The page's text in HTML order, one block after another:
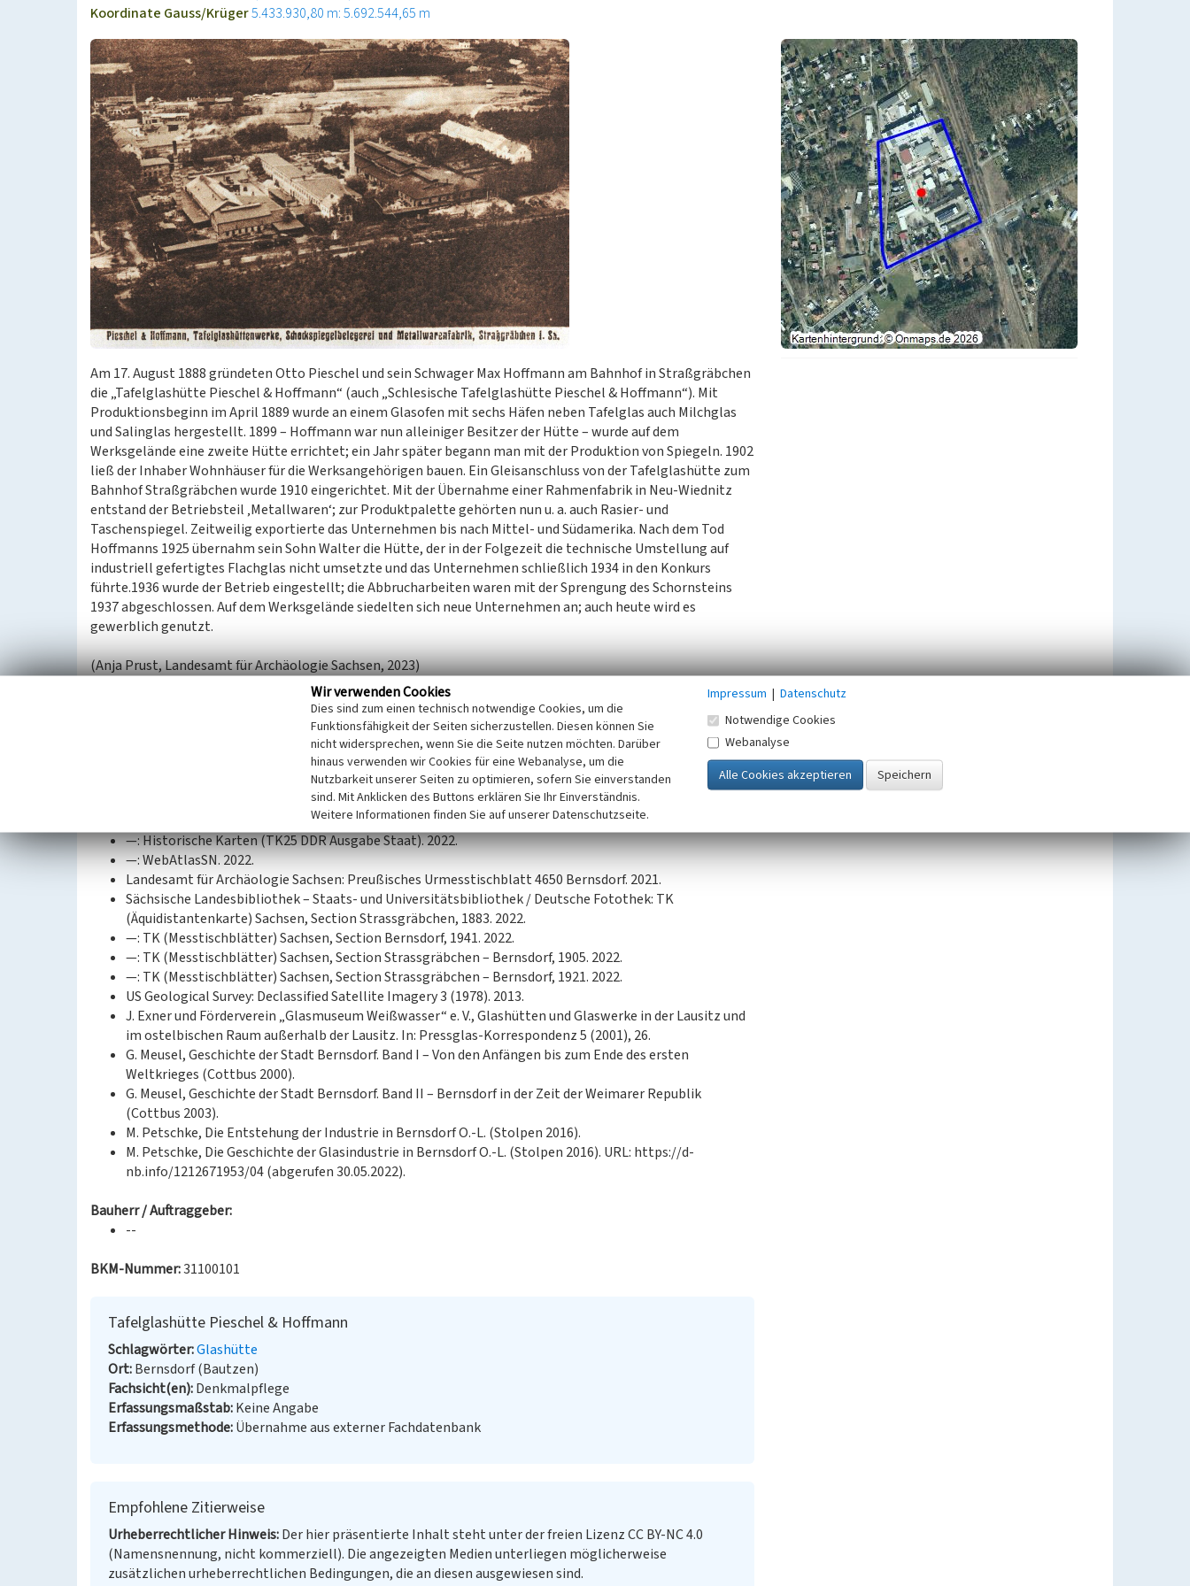
Koordinate Gauss/Krüger5.433.930,80 m: 5.692.544,65 m
Am 17. August 1888 gründeten Otto Pieschel und sein Schwager Max Hoffmann am Bahnhof in Straßgräbchen
die „Tafelglashütte Pieschel & Hoffmann“ (auch „Schlesische Tafelglashütte Pieschel & Hoffmann“). Mit
Produktionsbeginn im April 1889 wurde an einem Glasofen mit sechs Häfen neben Tafelglas auch Milchglas
und Salinglas hergestellt. 1899 – Hoffmann war nun alleiniger Besitzer der Hütte – wurde auf dem
Werksgelände eine zweite Hütte errichtet; ein Jahr später begann man mit der Produktion von Spiegeln. 1902
ließ der Inhaber Wohnhäuser für die Werksangehörigen bauen. Ein Gleisanschluss von der Tafelglashütte zum
Bahnhof Straßgräbchen wurde 1910 eingerichtet. Mit der Übernahme einer Rahmenfabrik in Neu-Wiednitz
entstand der Betriebsteil ‚Metallwaren‘; zur Produktpalette gehörten nun u. a. auch Rasier- und
Taschenspiegel. Zeitweilig exportierte das Unternehmen bis nach Mittel- und Südamerika. Nach dem Tod
Hoffmanns 1925 übernahm sein Sohn Walter die Hütte, der in der Folgezeit die technische Umstellung auf
industriell gefertigtes Flachglas nicht umsetzte und das Unternehmen schließlich 1934 in den Konkurs
führte.1936 wurde der Betrieb eingestellt; die Abbrucharbeiten waren mit der Sprengung des Schornsteins
1937 abgeschlossen. Auf dem Werksgelände siedelten sich neue Unternehmen an; auch heute wird es
gewerblich genutzt.
(Anja Prust, Landesamt für Archäologie Sachsen, 2023)
GeoSN, dl-de/by-2-0.: DGM1 Sachsen. 2022.
—: Historische DOP Sachsen 1995–2000. 2022.
—: Historische Karten (TK25 DDR Ausgabe Staat). 2022.
—: WebAtlasSN. 2022.
Landesamt für Archäologie Sachsen: Preußisches Urmesstischblatt 4650 Bernsdorf. 2021.
Sächsische Landesbibliothek – Staats- und Universitätsbibliothek / Deutsche Fotothek: TK
(Äquidistantenkarte) Sachsen, Section Strassgräbchen, 1883. 2022.
—: TK (Messtischblätter) Sachsen, Section Bernsdorf, 1941. 2022.
—: TK (Messtischblätter) Sachsen, Section Strassgräbchen – Bernsdorf, 1905. 2022.
—: TK (Messtischblätter) Sachsen, Section Strassgräbchen – Bernsdorf, 1921. 2022.
US Geological Survey: Declassified Satellite Imagery 3 (1978). 2013.
J. Exner und Förderverein „Glasmuseum Weißwasser“ e. V., Glashütten und Glaswerke in der Lausitz und
im ostelbischen Raum außerhalb der Lausitz. In: Pressglas-Korrespondenz 5 (2001), 26.
G. Meusel, Geschichte der Stadt Bernsdorf. Band I – Von den Anfängen bis zum Ende des ersten
Weltkrieges (Cottbus 2000).
G. Meusel, Geschichte der Stadt Bernsdorf. Band II – Bernsdorf in der Zeit der Weimarer Republik
(Cottbus 2003).
M. Petschke, Die Entstehung der Industrie in Bernsdorf O.-L. (Stolpen 2016).
M. Petschke, Die Geschichte der Glasindustrie in Bernsdorf O.-L. (Stolpen 2016). URL: https://d-
nb.info/1212671953/04 (abgerufen 30.05.2022).
Bauherr / Auftraggeber:
--
BKM-Nummer:31100101
Tafelglashütte Pieschel & Hoffmann
Schlagwörter Glashütte
Ort Bernsdorf (Bautzen)
Fachsicht(en) Denkmalpflege
Erfassungsmaßstab Keine Angabe
Erfassungsmethode Übernahme aus externer Fachdatenbank
Empfohlene Zitierweise
Urheberrechtlicher Hinweis Der hier präsentierte Inhalt steht unter der freien Lizenz CC BY-NC 4.0
(Namensnennung, nicht kommerziell). Die angezeigten Medien unterliegen möglicherweise
zusätzlichen urheberrechtlichen Bedingungen, die an diesen ausgewiesen sind.
Wir verwenden Cookies
Dies sind zum einen technisch notwendige Cookies, um die
Funktionsfähigkeit der Seiten sicherzustellen. Diesen können Sie
nicht widersprechen, wenn Sie die Seite nutzen möchten. Darüber
hinaus verwenden wir Cookies für eine Webanalyse, um die
Nutzbarkeit unserer Seiten zu optimieren, sofern Sie einverstanden
sind. Mit Anklicken des Buttons erklären Sie Ihr Einverständnis.
Weitere Informationen finden Sie auf unserer Datenschutzseite.
Impressum | Datenschutz
Notwendige Cookies
Webanalyse